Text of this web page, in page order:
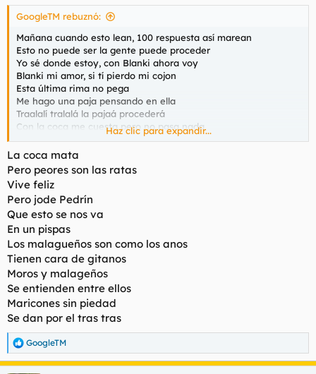
GoogleTM rebuznó:
Mañana cuando esto lean, 100 respuesta así marean
Esto no puede ser la gente puede proceder
Yo sé donde estoy, con Blanki ahora voy
Blanki mi amor, si tí pierdo mi cojon
Esta última rima no pega
Me hago una paja pensando en ella
Traalalí tralalá la pajaá procederá
Con la coca me cuesta pero no pasa nada
Esta puesta
Haz clic para expandir...
La coca mata
Pero peores son las ratas
Vive feliz
Pero jode Pedrín
Que esto se nos va
En un pispas
Los malagueños son como los anos
Tienen cara de gitanos
Moros y malageños
Se entienden entre ellos
Maricones sin piedad
Se dan por el tras tras
R
e
a
GoogleTM